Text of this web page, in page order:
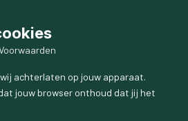
bijbelsschilderen/
#creatief
achterlaten op jouw apparaat.
jouw browser onthoud dat jij het